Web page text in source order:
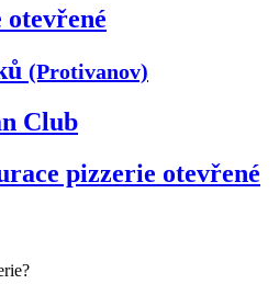
otevřené
(Protivanov)
Club
pizzerie otevřené